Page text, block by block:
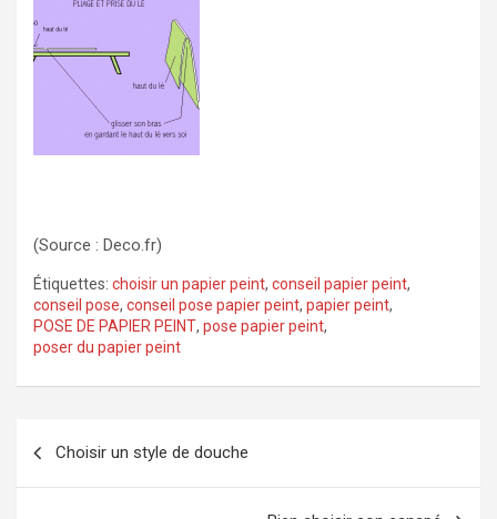
(Source : Deco.fr)
Étiquettes: choisir un papier peint, conseil papier peint,
conseil pose, conseil pose papier peint, papier peint,
POSE DE PAPIER PEINT, pose papier peint,
poser du papier peint
Choisir un style de douche